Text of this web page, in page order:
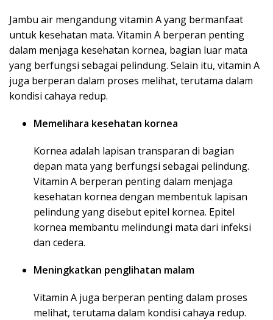
Jambu air mengandung vitamin A yang bermanfaat
untuk kesehatan mata. Vitamin A berperan penting
dalam menjaga kesehatan kornea, bagian luar mata
yang berfungsi sebagai pelindung. Selain itu, vitamin A
juga berperan dalam proses melihat, terutama dalam
kondisi cahaya redup.
Memelihara kesehatan kornea
Kornea adalah lapisan transparan di bagian
depan mata yang berfungsi sebagai pelindung.
Vitamin A berperan penting dalam menjaga
kesehatan kornea dengan membentuk lapisan
pelindung yang disebut epitel kornea. Epitel
kornea membantu melindungi mata dari infeksi
dan cedera.
Meningkatkan penglihatan malam
Vitamin A juga berperan penting dalam proses
melihat, terutama dalam kondisi cahaya redup.